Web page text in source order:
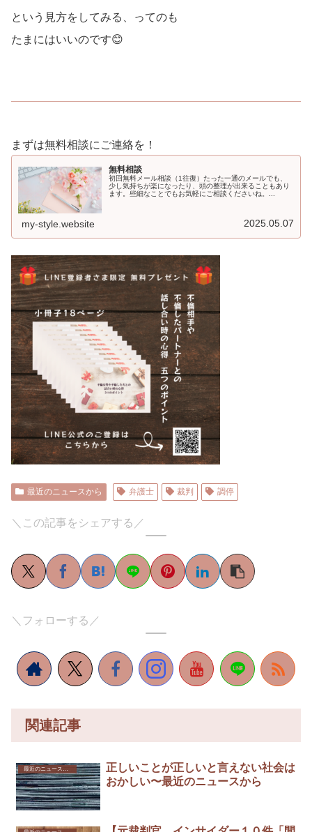
という見方をしてみる、ってのも
たまにはいいのです😊
まずは無料相談にご連絡を！
無料相談
初回無料メール相談（1往復）たった一通のメールでも、
少し気持ちが楽になったり、頭の整理が出来ることもあり
ます。些細なことでもお気軽にご相談くださいね。...
my-style.website 2025.05.07
最近のニュースから 弁護士 裁判 調停
＼この記事をシェアする／
＼フォローする／
関連記事
最近のニュースから
正しいことが正しいと言えない社会は
おかしい〜最近のニュースから